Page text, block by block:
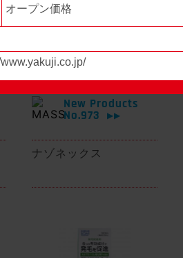
New Products
No.973
▶▶
ナゾネックス
オープン価格
www.yakuji.co.jp/